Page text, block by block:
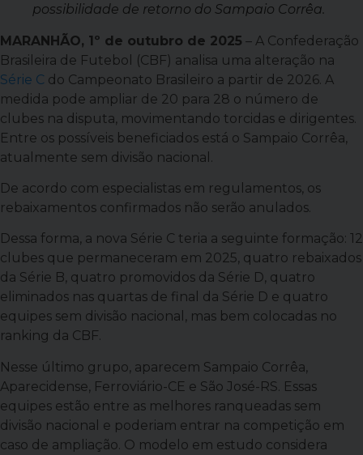
possibilidade de retorno do Sampaio Corrêa.
MARANHÃO, 1º de outubro de 2025 – A Confederação
Brasileira de Futebol (CBF) analisa uma alteração na
Série C do Campeonato Brasileiro a partir de 2026. A
medida pode ampliar de 20 para 28 o número de
clubes na disputa, movimentando torcidas e dirigentes.
Entre os possíveis beneficiados está o Sampaio Corrêa,
atualmente sem divisão nacional.
De acordo com especialistas em regulamentos, os
rebaixamentos confirmados não serão anulados.
Dessa forma, a nova Série C teria a seguinte formação: 12
clubes que permaneceram em 2025, quatro rebaixados
da Série B, quatro promovidos da Série D, quatro
eliminados nas quartas de final da Série D e quatro
equipes sem divisão nacional, mas bem colocadas no
ranking da CBF.
Nesse último grupo, aparecem Sampaio Corrêa,
Aparecidense, Ferroviário-CE e São José-RS. Essas
equipes estão entre as melhores ranqueadas sem
divisão nacional e poderiam entrar na competição em
caso de ampliação. O modelo em estudo considera